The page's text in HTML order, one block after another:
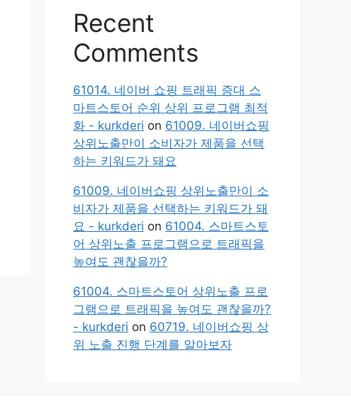
Recent
Comments
61014. 네이버 쇼핑 트래픽 증대 스
마트스토어 순위 상위 프로그램 최적
화 - kurkderi on 61009. 네이버쇼핑
상위노출만이 소비자가 제품을 선택
하는 키워드가 돼요
61009. 네이버쇼핑 상위노출만이 소
비자가 제품을 선택하는 키워드가 돼
요 - kurkderi on 61004. 스마트스토
어 상위노출 프로그램으로 트래픽을
높여도 괜찮을까?
61004. 스마트스토어 상위노출 프로
그램으로 트래픽을 높여도 괜찮을까?
- kurkderi on 60719. 네이버쇼핑 상
위 노출 진행 단계를 알아보자